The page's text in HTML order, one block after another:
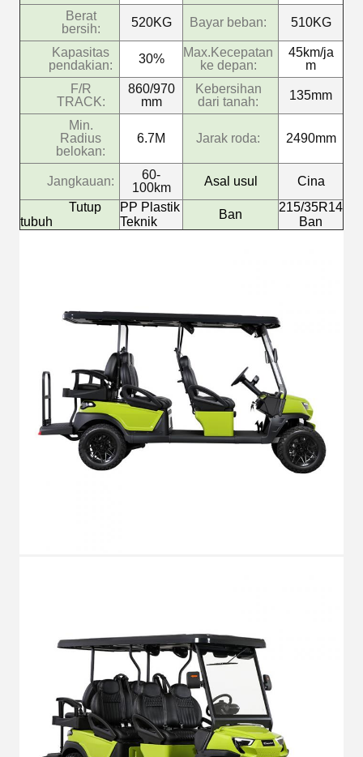
Berat
bersih:
520KG Bayar beban: 510KG
Kapasitas
pendakian:
30%
Max.Kecepatan
ke depan:
45km/ja
m
F/R
TRACK:
860/970
mm
Kebersihan
dari tanah:
135mm
Min.
Radius
belokan:
6.7M Jarak roda: 2490mm
Jangkauan:
60-
100km
Asal usul
Cina
Tutup
tubuh
PP Plastik
Teknik
Ban
215/35R14
Ban